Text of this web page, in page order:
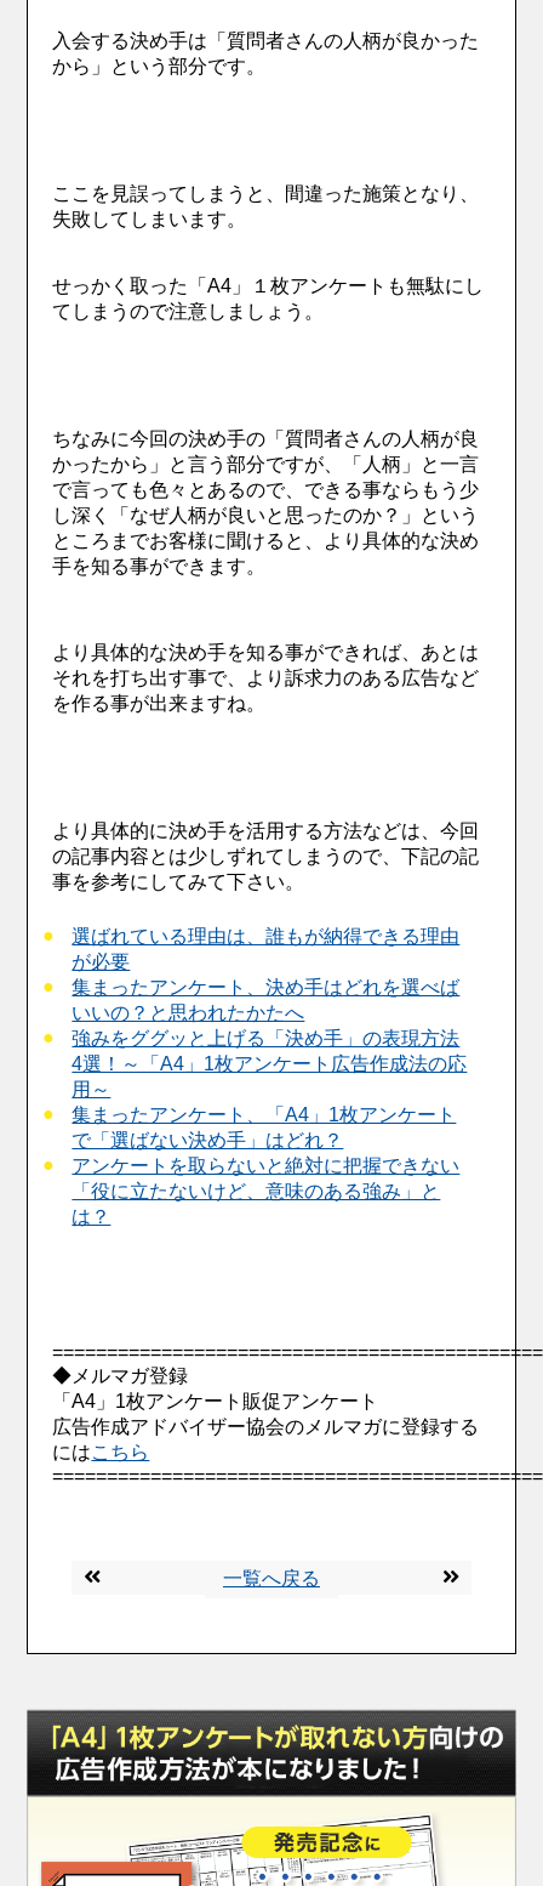
入会する決め手は「質問者さんの人柄が良かった
から」という部分です。
ここを見誤ってしまうと、間違った施策となり、
失敗してしまいます。
せっかく取った「A4」１枚アンケートも無駄にし
てしまうので注意しましょう。
ちなみに今回の決め手の「質問者さんの人柄が良
かったから」と言う部分ですが、「人柄」と一言
で言っても色々とあるので、できる事ならもう少
し深く「なぜ人柄が良いと思ったのか？」という
ところまでお客様に聞けると、より具体的な決め
手を知る事ができます。
より具体的な決め手を知る事ができれば、あとは
それを打ち出す事で、より訴求力のある広告など
を作る事が出来ますね。
より具体的に決め手を活用する方法などは、今回
の記事内容とは少しずれてしまうので、下記の記
事を参考にしてみて下さい。
選ばれている理由は、誰もが納得できる理由
が必要
集まったアンケート、決め手はどれを選べば
いいの？と思われたかたへ
強みをググッと上げる「決め手」の表現方法
4選！～「A4」1枚アンケート広告作成法の応
用～
集まったアンケート、「A4」1枚アンケート
で「選ばない決め手」はどれ？
アンケートを取らないと絶対に把握できない
「役に立たないけど、意味のある強み」と
は？
◆メルマガ登録
「A4」1枚アンケート販促アンケート
広告作成アドバイザー協会のメルマガに登録する
にはこちら
一覧へ戻る